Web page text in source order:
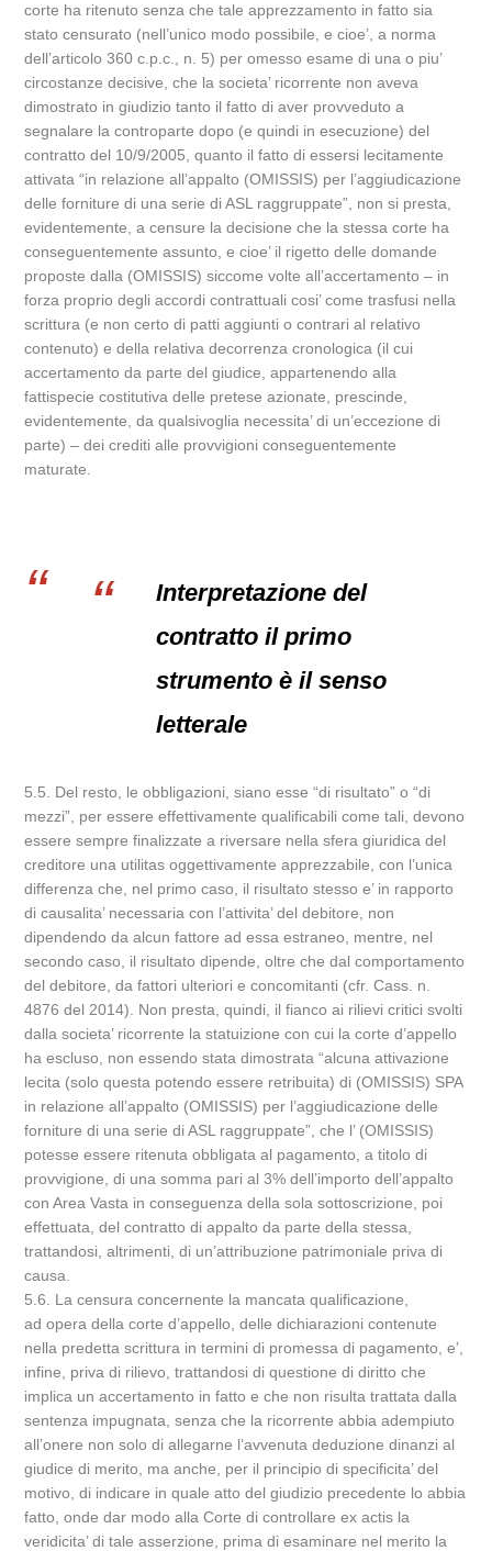
corte ha ritenuto senza che tale apprezzamento in fatto sia
stato censurato (nell’unico modo possibile, e cioe’, a norma
dell’articolo 360 c.p.c., n. 5) per omesso esame di una o piu’
circostanze decisive, che la societa’ ricorrente non aveva
dimostrato in giudizio tanto il fatto di aver provveduto a
segnalare la controparte dopo (e quindi in esecuzione) del
contratto del 10/9/2005, quanto il fatto di essersi lecitamente
attivata “in relazione all’appalto (OMISSIS) per l’aggiudicazione
delle forniture di una serie di ASL raggruppate”, non si presta,
evidentemente, a censure la decisione che la stessa corte ha
conseguentemente assunto, e cioe’ il rigetto delle domande
proposte dalla (OMISSIS) siccome volte all’accertamento – in
forza proprio degli accordi contrattuali cosi’ come trasfusi nella
scrittura (e non certo di patti aggiunti o contrari al relativo
contenuto) e della relativa decorrenza cronologica (il cui
accertamento da parte del giudice, appartenendo alla
fattispecie costitutiva delle pretese azionate, prescinde,
evidentemente, da qualsivoglia necessita’ di un’eccezione di
parte) – dei crediti alle provvigioni conseguentemente
maturate.
Interpretazione del
contratto il primo
strumento è il senso
letterale
5.5. Del resto, le obbligazioni, siano esse “di risultato” o “di
mezzi”, per essere effettivamente qualificabili come tali, devono
essere sempre finalizzate a riversare nella sfera giuridica del
creditore una utilitas oggettivamente apprezzabile, con l’unica
differenza che, nel primo caso, il risultato stesso e’ in rapporto
di causalita’ necessaria con l’attivita’ del debitore, non
dipendendo da alcun fattore ad essa estraneo, mentre, nel
secondo caso, il risultato dipende, oltre che dal comportamento
del debitore, da fattori ulteriori e concomitanti (cfr. Cass. n.
4876 del 2014). Non presta, quindi, il fianco ai rilievi critici svolti
dalla societa’ ricorrente la statuizione con cui la corte d’appello
ha escluso, non essendo stata dimostrata “alcuna attivazione
lecita (solo questa potendo essere retribuita) di (OMISSIS) SPA
in relazione all’appalto (OMISSIS) per l’aggiudicazione delle
forniture di una serie di ASL raggruppate”, che l’ (OMISSIS)
potesse essere ritenuta obbligata al pagamento, a titolo di
provvigione, di una somma pari al 3% dell’importo dell’appalto
con Area Vasta in conseguenza della sola sottoscrizione, poi
effettuata, del contratto di appalto da parte della stessa,
trattandosi, altrimenti, di un’attribuzione patrimoniale priva di
causa.
5.6. La censura concernente la mancata qualificazione,
ad opera della corte d’appello, delle dichiarazioni contenute
nella predetta scrittura in termini di promessa di pagamento, e’,
infine, priva di rilievo, trattandosi di questione di diritto che
implica un accertamento in fatto e che non risulta trattata dalla
sentenza impugnata, senza che la ricorrente abbia adempiuto
all’onere non solo di allegarne l’avvenuta deduzione dinanzi al
giudice di merito, ma anche, per il principio di specificita’ del
motivo, di indicare in quale atto del giudizio precedente lo abbia
fatto, onde dar modo alla Corte di controllare ex actis la
veridicita’ di tale asserzione, prima di esaminare nel merito la